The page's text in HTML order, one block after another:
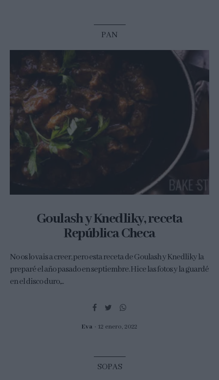
PAN
Goulash y Knedliky, receta
República Checa
No os lo vais a creer, pero esta receta de Goulash y Knedliky la
preparé el año pasado en septiembre. Hice las fotos y la guardé
en el disco duro,...
Eva 12 enero, 2022
SOPAS